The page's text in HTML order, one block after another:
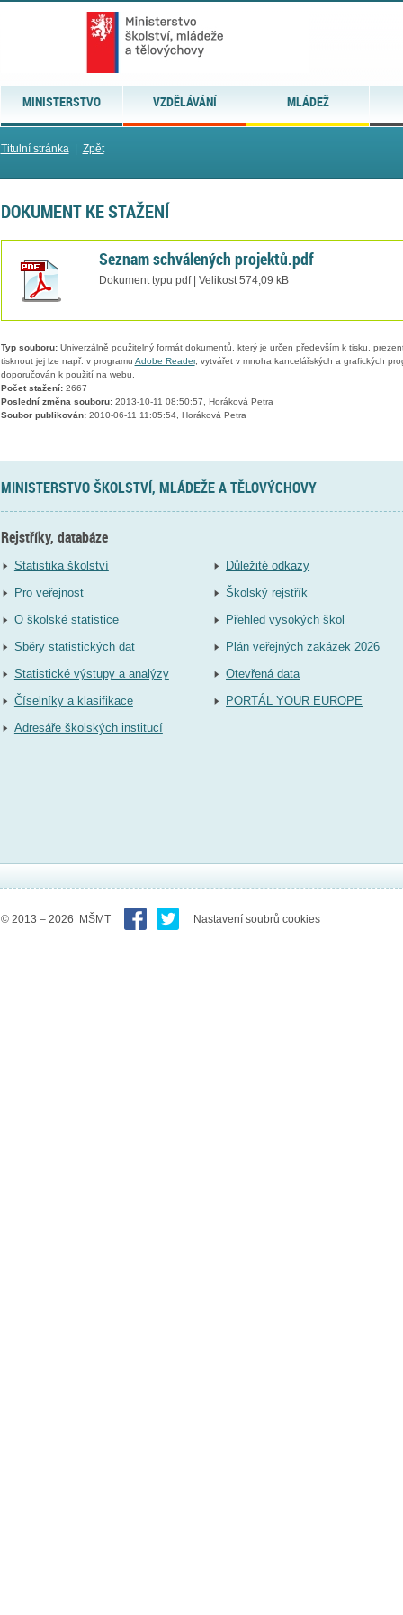
MINISTERSTVO VZDĚLÁVÁNÍ MLÁDEŽ
Titulní stránka| Zpět
DOKUMENT KE STAŽENÍ
Seznam schválených projektů.pdf
Dokument typu pdf | Velikost 574,09 kB
Typ souboru:Univerzálně použitelný formát dokumentů, který je určen především k tisku,
tisknout jej lze např. v programu Adobe Reader, vytvářet v mnoha kancelářských a grafických
doporučován k použití na webu.
Počet stažení:2667
Poslední změna souboru:2013-10-11 08:50:57, Horáková Petra
Soubor publikován:2010-06-11 11:05:54, Horáková Petra
MINISTERSTVO ŠKOLSTVÍ, MLÁDEŽE A TĚLOVÝCHOVY
Rejstříky, databáze
Statistika školství
Pro veřejnost
O školské statistice
Sběry statistických dat
Statistické výstupy a analýzy
Číselníky a klasifikace
Adresáře školských institucí
Důležité odkazy
Školský rejstřík
Přehled vysokých škol
Plán veřejných zakázek 2026
Otevřená data
PORTÁL YOUR EUROPE
© 2013 – 2026 MŠMT Nastavení soubrů cookies